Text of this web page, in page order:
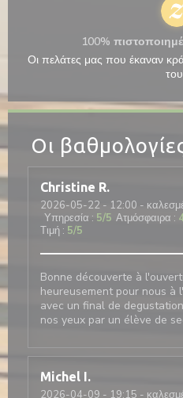
Οι
Christine R
2026-05-22 - 12:00 -
Υπηρεσία : 5/5 Ατμόσφαιρα :
Τιμή : 5/5
Bonne découverte à
heureusement pour nous à
avec un final de
nos yeux par un élève de
Michel I
2026-04-09 - 19:15 -
100%
Οι πελάτες μας που έκαναν